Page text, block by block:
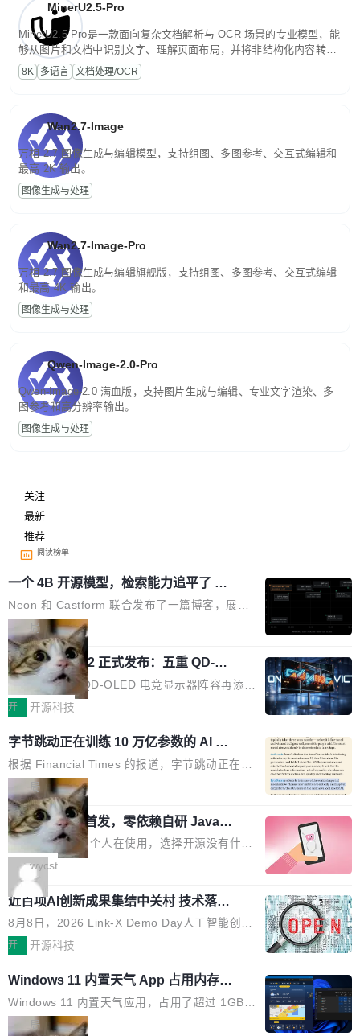
MinerU2.5-Pro
MinerU2.5-Pro是一款面向复杂文档解析与 OCR 场景的专业模型，能
够从图片和文档中识别文字、理解页面布局，并将非结构化内容转换
为便于存储、检索和二次处理的结构化结果。
8K 多语言 文档处理/OCR
Wan2.7-Image
万相 2.7 图像生成与编辑模型，支持组图、多图参考、交互式编辑和
最高 2K 输出。
图像生成与处理
Wan2.7-Image-Pro
万相 2.7 图像生成与编辑旗舰版，支持组图、多图参考、交互式编辑
和最高 4K 输出。
图像生成与处理
Qwen-Image-2.0-Pro
Qwen-Image-2.0 满血版，支持图片生成与编辑、专业文字渲染、多
图参考和高分辨率输出。
图像生成与处理
关注
最新
推荐
阅读榜单
一个 4B 开源模型，检索能力追平了 G
PT-5.6 Sol，成本降到 1/100
Neon 和 Castform 联合发布了一篇博客，展示
了一个惊人的结果：一个 4B 参数的开源模型，
经过 RL 后训练之后，在检索任务上的准确率追
平了 GPT-5.6 Sol，但每次请求的成本只有对方
的 1/100。 具体来说，GPT-5.6 Sol 做一次典型
的多轮搜索请求需要超过 10 秒，端到端成本约
来说，这个速度和成本都"高得让人没法用"。而
4B 开源模型在推理速度上快了几个数量级，成
本低了两三个数量级。 问题在于，小模型开箱即
用时的检索能力确实远不如闭源前沿模型。差距
在哪？就在 RL 后训练。 从 RAG 到 agentic...
局
技嘉 GO27Q32 正式发布：五重 QD-OL
ED 面板加持，320Hz 极速与影院级画
面兼得
技嘉科技旗下 QD-OLED 电竞显示器阵容再添旗
舰新作。GO27Q32 将于 2026 年 9 月 15 日正
nta Tandem 五重发光架构为核心，为高端玩家
打造速度与画质不妥协的沉浸体验。 GO27Q32
搭载三星最新 QD-OLED 面板，采用 5 层串联
式发光结构，并装配全新 ObsidianShield 抗反
射镀膜，黑阶表现提升可达40%，并将表面硬度
由2H升級至3H，画面对比度与强度都提升的同
时还具有 320Hz 刷新率与 0.03ms GTG 灰阶响
应时间，从源头消除拖影与动态模糊。 1.突破 O
LED 画质局限，暗部细节...
开 开源科技
字节跳动正在训练 10 万亿参数的 AI 模
型
根据 Financial Times 的报道，字节跳动正在训
练一个 10 万亿参数的 AI 模型，目前处于预训练
阶段。 10 万亿是什么概念？Anthropic 目前最
大的模型 Mythos 5 约 8 万亿参数。DeepSeek
V4-Pro 是 1.6 万亿。月之暗面的 Kimi K3 是 2.
8 万亿。美团 LongCat-2.0 是 1.6 万亿。字节
跳动的这个未命名模型，直接跳到了 10 万亿。
预训练通常需要 3 到 6 个月，之后还有微调阶
段。按这个时间线，最早可能在 2026 年底或 2
027 年初发布。 这个节点很微妙。Anthropic 刚
在 5 月发布了 Mythos 5...
局
wastnet 开源首发，零依赖自研 Java H
TTP/2 框架，性能对标 Undertow !
这个项目一直是个人在使用，选择开源没有什么
动机理由，就是想开源了，如果非要说一个，那
就是它多少弥补了国产 Java 自研 HTTP/2 框架
这块空白——放眼国产 Java 生态，能拿出手的
HTTP/2 网络框架，要么闭源，要么底层建立在
Netty 之上，真正自研的 Java 实现几乎没有。
级 Java 网络应用框架，核心基于 JDK 原生 NI
O 构建 Reactor 多路复用模型，不依赖 Netty、
Tomcat 等任何第三方网络库。其 HTTP/2 协议
wycst
近百项AI创新成果集结中关村 技术落地
与产业迭代提速
8月8日，2026 Link-X Demo Day人工智能创新
项目展在北京中关村举办。本次活动由星连资
业、学术、投资人士，集中展出近百项覆盖AI芯
片、算力、模型、应用全链条创新项目，聚焦AI
技术产业化落地与资本对接，呈现当前国内AI前
开 开源科技
Windows 11 内置天气 App 占用内存超
过 1GB
Windows 11 内置天气应用，占用了超过 1GB
内存。 Notebookcheck 的测试发现这个数字
局